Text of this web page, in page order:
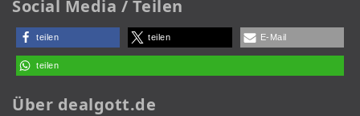
Social Media / Teilen
teilen teilen E-Mail
teilen
Über dealgott.de